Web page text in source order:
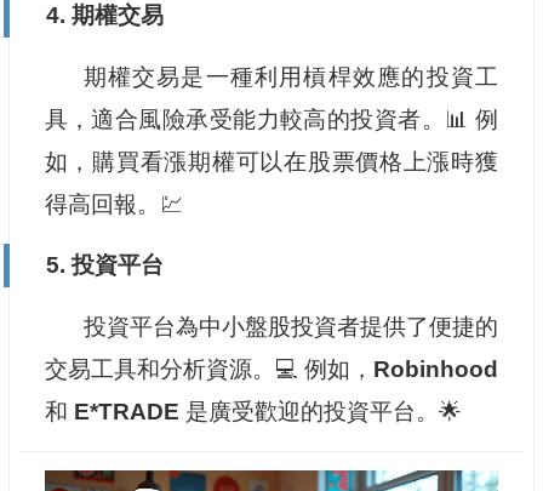
4. 期權交易
期權交易是一種利用槓桿效應的投資工
具，適合風險承受能力較高的投資者。📊 例
如，購買看漲期權可以在股票價格上漲時獲
得高回報。💹
5. 投資平台
投資平台為中小盤股投資者提供了便捷的
交易工具和分析資源。💻 例如， Robinhood
和 E*TRADE 是廣受歡迎的投資平台。🌟